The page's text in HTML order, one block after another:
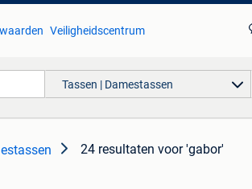
Veiligheidscentrum
Tassen | Damestassen
24 resultaten voor 'gabor'